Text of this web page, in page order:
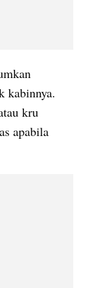
kabinnya.
kru
apabila